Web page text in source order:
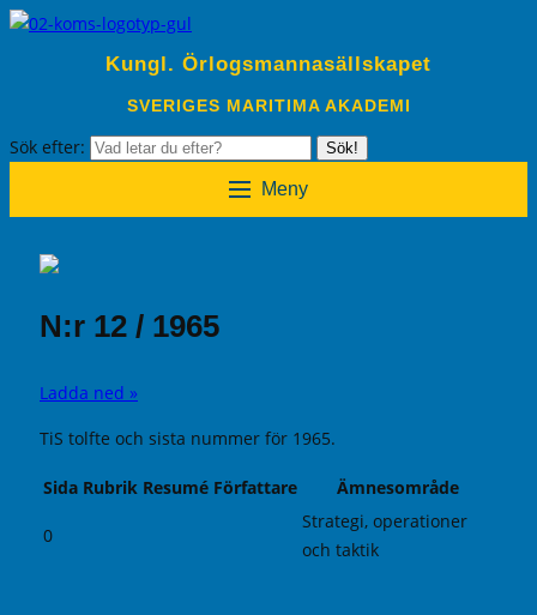
Kungl. Örlogsmannasällskapet
SVERIGES MARITIMA AKADEMI
Sök efter: Sök!
Meny
N:r 12 / 1965
Ladda ned »
TiS tolfte och sista nummer för 1965.
Sida Rubrik Resumé Författare Ämnesområde
0
Strategi, operationer
och taktik